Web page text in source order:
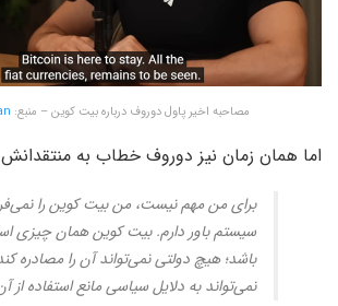
مصاحبه اخیر پاول دوروف درباره بیت کوین – منبع:
اما همان زمان نیز دوروف خطاب به
برای من مهم نیست، من بیت کوین را
سیستم باور دارم. بیت کوین همان چیزی
باشد؛ هیچ دولتی نمی‌تواند آن را مصادره
نمی‌تواند به دلایل سیاسی مانع استفاده از